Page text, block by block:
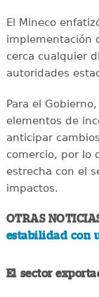
El Mineco
implementación
cerca cualquier
autoridades
Para el
elementos de
anticipar
comercio, por lo
estrecha con el
impactos.
OTRAS
estabilidad con
El sector